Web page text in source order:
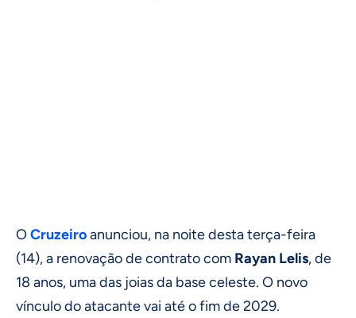
OCruzeiroanunciou, na noite desta terça-feira
(14), a renovação de contrato com Rayan Lelis, de
18 anos, uma das joias da base celeste. O novo
vínculo do atacante vai até o fim de 2029.